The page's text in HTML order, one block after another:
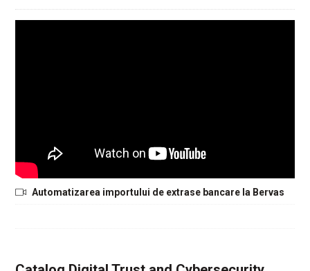
Automatizarea importului de extrase bancare la Bervas